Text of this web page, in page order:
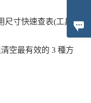
寸快速查表(工具
空最有效的 3 種方